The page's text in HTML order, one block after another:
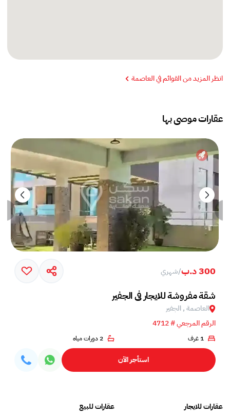
انظر المزيد من القوائم في العاصمة
عقارات موصى بها
300 د.ب /شهري
شقة مفروشة للايجار في الجفير
العاصمة , الجفير
الرقم المرجعي # 4712
1 غرف 2 دورات مياه
استأجر الآن
عقارات للايجار
عقارات للبيع